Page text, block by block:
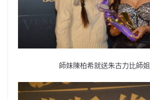
師妹陳柏希就送朱古力比師